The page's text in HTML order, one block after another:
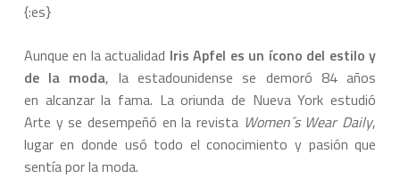
{:es}
Aunque en la actualidad Iris Apfel es un ícono del estilo y
de la moda, la estadounidense se demoró 84 años
en alcanzar la fama. La oriunda de Nueva York estudió
Arte y se desempeñó en la revista Women´s Wear Daily,
lugar en donde usó todo el conocimiento y pasión que
sentía por la moda.